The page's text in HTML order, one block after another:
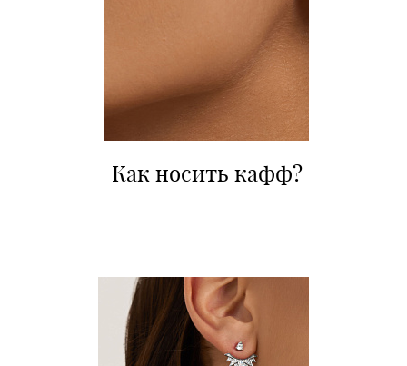
Как носить кафф?